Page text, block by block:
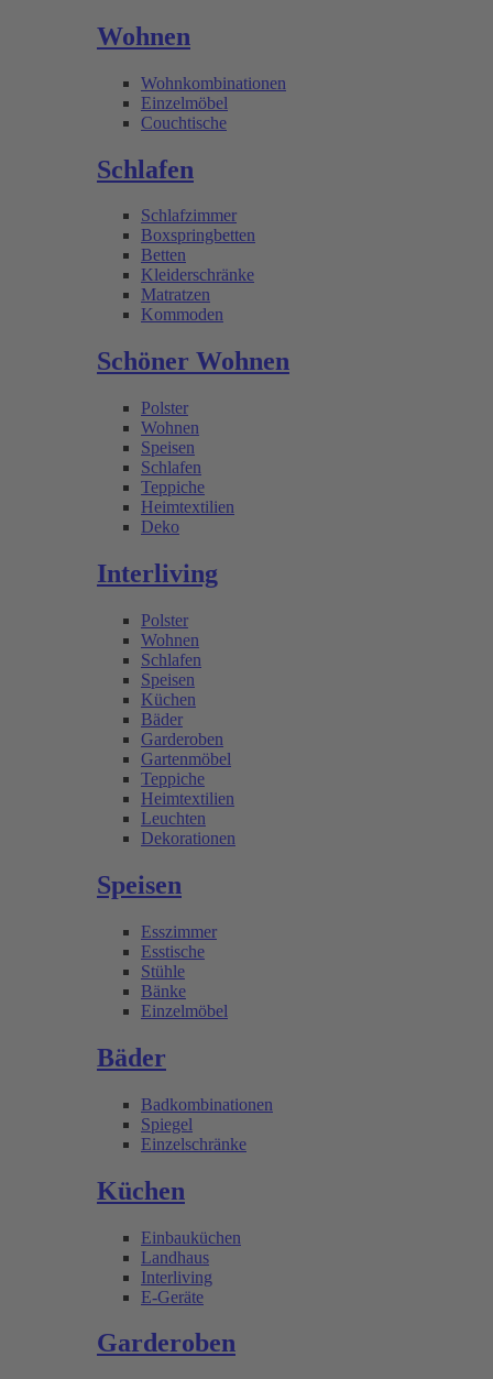
Wohnen
Wohnkombinationen
Einzelmöbel
Couchtische
Schlafen
Schlafzimmer
Boxspringbetten
Betten
Kleiderschränke
Matratzen
Kommoden
Schöner Wohnen
Polster
Wohnen
Speisen
Schlafen
Teppiche
Heimtextilien
Deko
Interliving
Polster
Wohnen
Schlafen
Speisen
Küchen
Bäder
Garderoben
Gartenmöbel
Teppiche
Heimtextilien
Leuchten
Dekorationen
Speisen
Esszimmer
Esstische
Stühle
Bänke
Einzelmöbel
Bäder
Badkombinationen
Spiegel
Einzelschränke
Küchen
Einbauküchen
Landhaus
Interliving
E-Geräte
Garderoben